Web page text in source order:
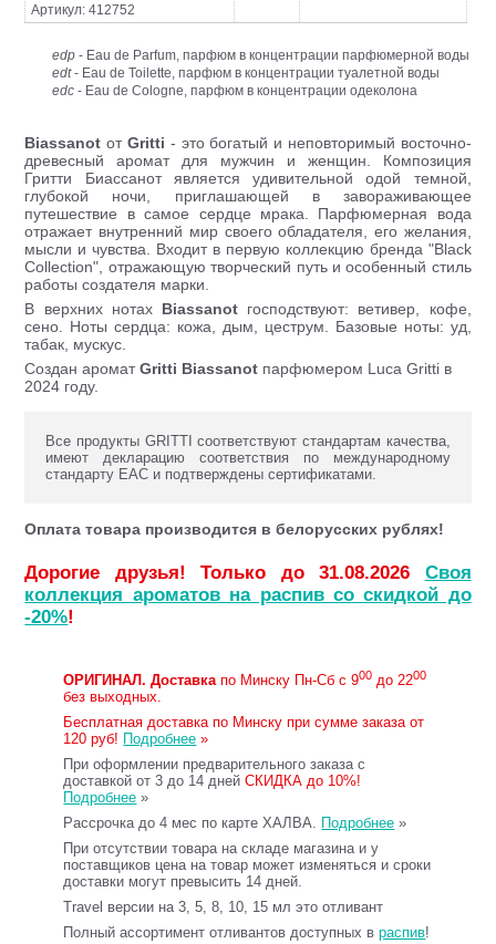
Артикул: 412752
edp - Eau de Parfum, парфюм в концентрации парфюмерной воды
edt- Eau de Toilette, парфюм в концентрации туалетной воды
edc - Eau de Cologne, парфюм в концентрации одеколона
Biassanot от Gritti - это богатый и неповторимый восточно-
древесный аромат для мужчин и женщин. Композиция
Гритти Биассанот является удивительной одой темной,
глубокой ночи, приглашающей в завораживающее
путешествие в самое сердце мрака. Парфюмерная вода
отражает внутренний мир своего обладателя, его желания,
мысли и чувства. Входит в первую коллекцию бренда "Black
Collection", отражающую творческий путь и особенный стиль
работы создателя марки.
В верхних нотах Biassanot господствуют: ветивер, кофе,
сено. Ноты сердца: кожа, дым, цеструм. Базовые ноты: уд,
табак, мускус.
Создан ароматGritti Biassanot парфюмером Luca Gritti в
2024 году.
Все продукты GRITTI соответствуют стандартам качества,
имеют декларацию соответствия по международному
стандарту ЕАС и подтверждены сертификатами.
Оплата товара производится в белорусских рублях!
Дорогие друзья! Только до 31.08.2026 Своя
коллекция ароматов на распив со скидкой до
-20%!
ОРИГИНАЛ. Доставкапо Минску Пн-Сб с 900 до 2200
без выходных.
Бесплатная доставка по Минску при сумме заказа от
120 руб! Подробнее »
При оформлении предварительного заказа с
доставкой от 3 до 14 днейСКИДКА до 10%!
Подробнее »
Рассрочка до 4 мес по карте ХАЛВА. Подробнее »
При отсутствии товара на складе магазина и у
поставщиков цена на товар может изменяться и сроки
доставки могут превысить 14 дней.
Travel версии на 3, 5, 8, 10, 15 мл это отливант
Полный ассортимент отливантов доступных враспив!